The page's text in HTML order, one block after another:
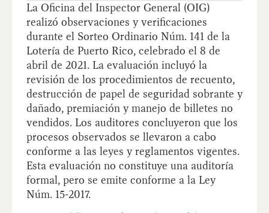
La Oficina del Inspector General (OIG)
realizó observaciones y verificaciones
durante el Sorteo Ordinario Núm. 141 de la
Lotería de Puerto Rico, celebrado el 8 de
abril de 2021. La evaluación incluyó la
revisión de los procedimientos de recuento,
destrucción de papel de seguridad sobrante y
dañado, premiación y manejo de billetes no
vendidos. Los auditores concluyeron que los
procesos observados se llevaron a cabo
conforme a las leyes y reglamentos vigentes.
Esta evaluación no constituye una auditoría
formal, pero se emite conforme a la Ley
Núm. 15-2017.